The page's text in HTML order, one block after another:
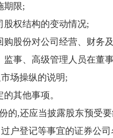
限;
权结构的变动情况;
股份对公司经营、财务
事、高级管理人员在董
场操纵的说明;
其他事项。
,还应当披露股东预受要
户登记等事宜的证券公